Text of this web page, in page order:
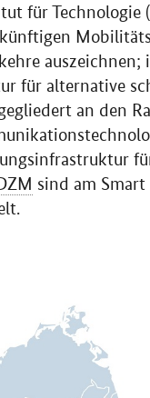
für Technologie
auszeichnen;
für alternative
an den
sind am